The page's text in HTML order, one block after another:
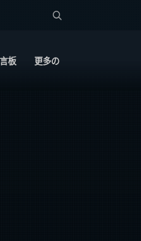
板 更多の